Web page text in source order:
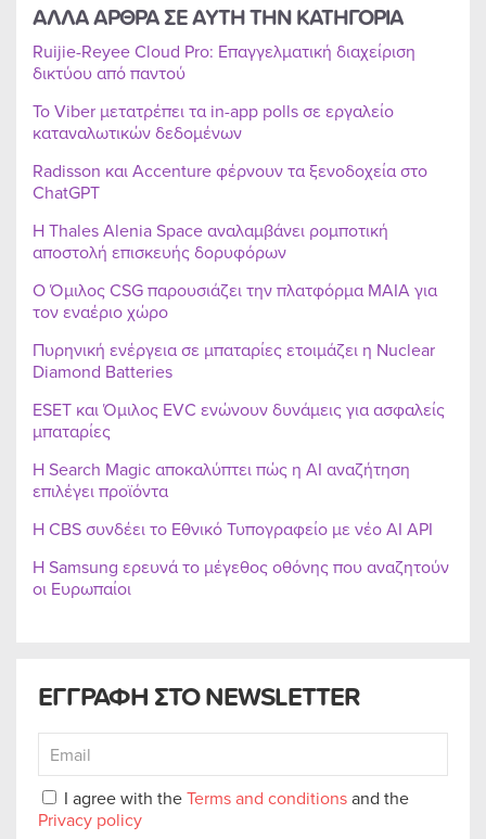
ΕΓΓΡΑΦΗ ΣΤΟ NEWSLETTER
I agree with theTerms and conditionsand the
Privacy policy
ΑΛΛΑ ΑΡΘΡΑ ΣΕ ΑΥΤΗ ΤΗΝ ΚΑΤΗΓΟΡΙΑ
Ruijie-Reyee Cloud Pro: Επαγγελματική διαχείριση
δικτύου από παντού
Το Viber μετατρέπει τα in-app polls σε εργαλείο
καταναλωτικών δεδομένων
Radisson και Accenture φέρνουν τα ξενοδοχεία στο
ChatGPT
Η Thales Alenia Space αναλαμβάνει ρομποτική
αποστολή επισκευής δορυφόρων
Ο Όμιλος CSG παρουσιάζει την πλατφόρμα MAIA για
τον εναέριο χώρο
Πυρηνική ενέργεια σε μπαταρίες ετοιμάζει η Nuclear
Diamond Batteries
ESET και Όμιλος EVC ενώνουν δυνάμεις για ασφαλείς
μπαταρίες
Η Search Magic αποκαλύπτει πώς η AI αναζήτηση
επιλέγει προϊόντα
Η CBS συνδέει το Εθνικό Τυπογραφείο με νέο AI API
Η Samsung ερευνά το μέγεθος οθόνης που αναζητούν
οι Ευρωπαίοι